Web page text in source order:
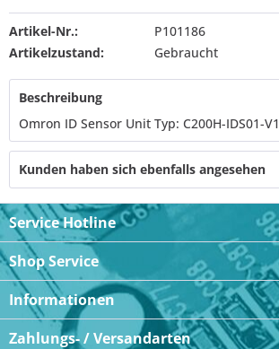
Artikel-Nr.:
P101186
Artikelzustand:
Gebraucht
Beschreibung
Omron ID Sensor Unit Typ: C200H-IDS01-V1
Kunden haben sich ebenfalls angesehen
Service Hotline
Shop Service
Informationen
Zahlungs- / Versandarten